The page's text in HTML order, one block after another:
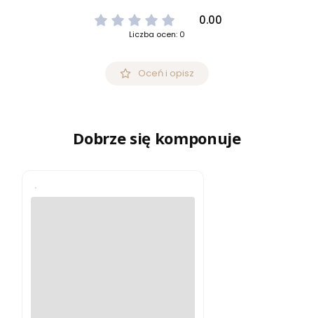
0.00
Liczba ocen: 0
Oceń i opisz
Dobrze się komponuje